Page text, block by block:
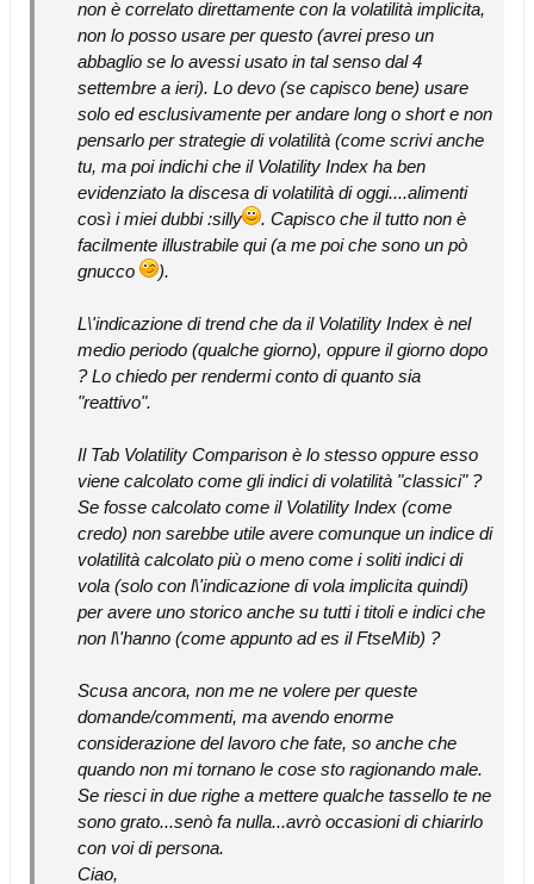
non è correlato direttamente con la volatilità implicita,
non lo posso usare per questo (avrei preso un
abbaglio se lo avessi usato in tal senso dal 4
settembre a ieri). Lo devo (se capisco bene) usare
solo ed esclusivamente per andare long o short e non
pensarlo per strategie di volatilità (come scrivi anche
tu, ma poi indichi che il Volatility Index ha ben
evidenziato la discesa di volatilità di oggi....alimenti
così i miei dubbi :silly
. Capisco che il tutto non è
facilmente illustrabile qui (a me poi che sono un pò
gnucco
).
L\'indicazione di trend che da il Volatility Index è nel
medio periodo (qualche giorno), oppure il giorno dopo
? Lo chiedo per rendermi conto di quanto sia
"reattivo".
Il Tab Volatility Comparison è lo stesso oppure esso
viene calcolato come gli indici di volatilità "classici" ?
Se fosse calcolato come il Volatility Index (come
credo) non sarebbe utile avere comunque un indice di
volatilità calcolato più o meno come i soliti indici di
vola (solo con l\'indicazione di vola implicita quindi)
per avere uno storico anche su tutti i titoli e indici che
non l\'hanno (come appunto ad es il FtseMib) ?
Scusa ancora, non me ne volere per queste
domande/commenti, ma avendo enorme
considerazione del lavoro che fate, so anche che
quando non mi tornano le cose sto ragionando male.
Se riesci in due righe a mettere qualche tassello te ne
sono grato...senò fa nulla...avrò occasioni di chiarirlo
con voi di persona.
Ciao,